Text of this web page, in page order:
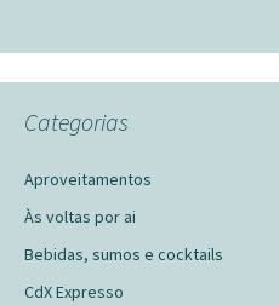
Categorias
Aproveitamentos
Às voltas por ai
Bebidas, sumos e cocktails
CdX Expresso